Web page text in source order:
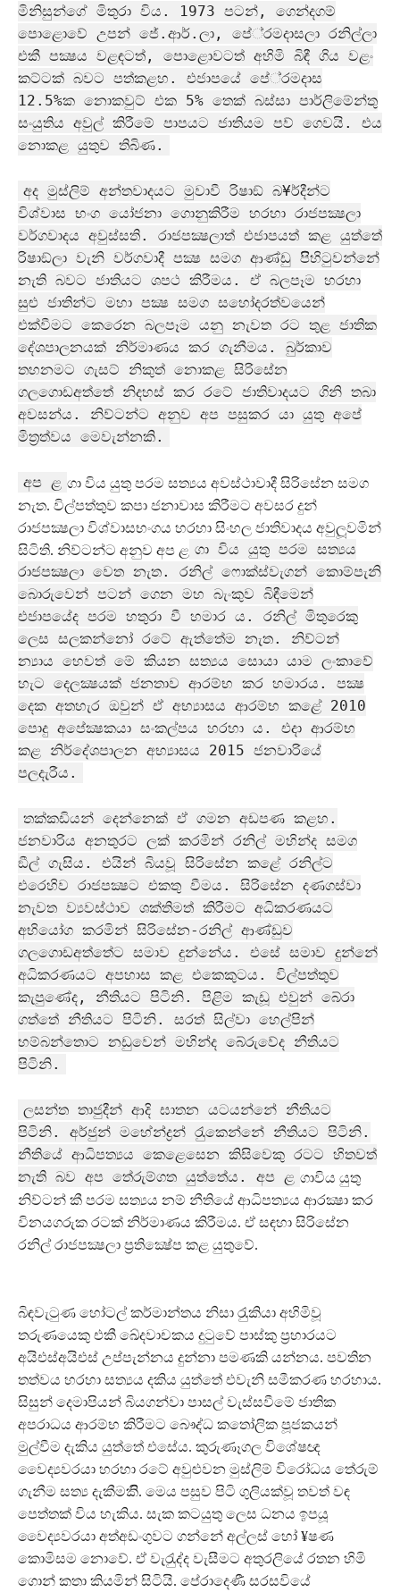
මිනිසුන්ගේ මිතුරා විය. 1973 පටන්, ගෙන්දගම්
පොළොවේ උපන් ජේ.ආර්.ලා, පේ‍්‍රමදාසලා රනිල්ලා
එකී පක්‍ෂය වළඳටත්, පොළොවටත් අහිමි බිඳී ගිය වළං
කට්ටක් බවට පත්කළහ. එජාපයේ පේ‍්‍රමදාස
12.5%ක නොකවුට් එක 5% තෙක් බස්සා පාර්ලිමේන්තු
සංයුතිය අවුල් කිරීමේ පාපයට ජාතියම පව් ගෙවයි. එය
නොකළ යුතුව තිබිණ.
අද මුස්ලිම් අන්තවාදයට මුවාවී රිෂාඞ් බ¥ර්දීන්ට
විශ්වාස භංග යෝජනා ගොනුකිරීම හරහා රාජපක්‍ෂලා
වර්ගවාදය අවුස්සති. රාජපක්‍ෂලාත් එජාපයත් කළ යුත්තේ
රිෂාඞ්ලා වැනි වර්ගවාදී පක්‍ෂ සමග ආණ්ඩු පිිහිටුවන්නේ
නැති බවට ජාතියට ශපථ කිරීමය. ඒ බලපෑම හරහා
සුළු ජාතින්ට මහා පක්‍ෂ සමග සහෝදරත්වයෙන්
එක්වීමට කෙරෙන බලපෑම යනු නැවත රට තුළ ජාතික
දේශපාලනයක් නිර්මාණය කර ගැනීමය. බුර්කාව
තහනමට ගැසට් නිකුත් නොකළ සිරිසේන
ගලගොඩඅත්තේ නිදහස් කර රටේ ජාතිවාදයට ගිනි තබා
අවසන්ය. නිව්ටන්ට අනුව අප පසුකර යා යුතු අපේ
මිත‍්‍රත්වය මෙවැන්නකි.
අප ළ ගා විය යුතු පරම සත්‍යය අවස්ථාවාදී සිරිසේන සමග
නැත. විල්පත්තුව කපා ජනාවාස කිරීමට අවසර දුන්
රාජපක්‍ෂලා විශ්වාසභංගය හරහා සිංහල ජාතිවාදය අවුලූවමින්
සිටිති. නිව්ටන්ට අනුව අප ළ ගා විය යුතු පරම සත්‍යය
රාජපක්‍ෂලා වෙත නැත. රනිල් ෆොක්ස්වැගන් කොම්පැනි
බොරුවෙන් පටන් ගෙන මහ බැංකුව බිඳීමෙන්
එජාපයේද පරම හතුරා වී හමාර ය. රනිල් මිතුරෙකු
ලෙස සලකන්නෝ රටේ ඇත්තේම නැත. නිව්ටන්
න්‍යාය හෙවත් මේ කියන සත්‍යය සොයා යාම ලංකාවේ
හැට දෙලක්‍ෂයක් ජනතාව ආරම්භ කර හමාරය. පක්‍ෂ
දෙක අතහැර ඔවුන් ඒ අභ්‍යාසය ආරම්භ කළේ 2010
පොදු අපේක්‍ෂකයා සංකල්පය හරහා ය. එදා ආරම්භ
කළ නිර්දේශපාලන අභ්‍යාසය 2015 ජනවාරියේ
පලදැරීය.
තක්කඩියන් දෙන්නෙක් ඒ ගමන අඩපණ කළහ.
ජනවාරිය අනතුරට ලක් කරමින් රනිල් මහින්ද සමග
ඞීල් ගැසිය. එයින් බියවූ සිරිසේන කළේ රනිල්ට
එරෙහිව රාජපක්‍ෂට එකතු වීමය. සිරිසේන දණගස්වා
නැවත ව්‍යවස්ථාව ශක්තිමත් කිරීමට අධිකරණයට
අභියෝග කරමින් සිරිසේන-රනිල් ආණ්ඩුව
ගලගොඩඅත්තේට සමාව දුන්නේය. එසේ සමාව දුන්නේ
අධිකරණයට අපහාස කළ එකෙකුටය. විල්පත්තුව
කැපුණේද, නීතියට පිටිනි. පිළිම කැඩූ එවුන් බේරා
ගත්තේ නීතියට පිටිනි. සරත් සිල්වා හෙල්පින්
හම්බන්තොට නඩුවෙන් මහින්ද බේරුවේද නීතියට
පිටිනි.
ලසන්ත තාජුදීන් ආදි ඝාතන යටයන්නේ නීතියට
පිටිනි. අර්ජුන් මහේන්ද්‍රන් රැුකෙන්නේ නීතියට පිටිනි.
නීතියේ ආධිපත්‍යය කෙළෙසෙන කිසිවෙකු රටට හිතවත්
නැති බව අප තේරුම්ගත යුත්තේය. අප ළ ගාවිය යුතු
නිව්ටන් කී පරම සත්‍යය නම් නීතියේ ආධිපත්‍යය ආරක්‍ෂා කර
විනයගරුක රටක් නිර්මාණය කිරීමය. ඒ සඳහා සිරිසේන
රනිල් රාජපක්‍ෂලා ප‍්‍රතික්‍ෂේප කළ යුතුවේ.
බිඳවැටුණ හෝටල් කර්මාන්තය නිසා රැුකියා අහිමිවූ
තරුණයෙකු එකී ඛේදවාචකය දුටුවේ පාස්කු ප‍්‍රහාරයට
අයිඑස්අයිඑස් උප්පැන්නය දුන්නා පමණකි යන්නය. පවතින
තත්වය හරහා සත්‍යය දකිය යුත්තේ එවැනි සමීකරණ හරහාය.
සිසුන් දෙමාපියන් බියගන්වා පාසල් වැස්සවීමේ ජාතික
අපරාධය ආරම්භ කිරීමට බෞද්ධ කතෝලික පූජකයන්
මුල්වීම දැකිය යුත්තේ එසේය. කුරුණෑගල විශේෂඥ
වෛද්‍යවරයා හරහා රටේ අවුළුවන මුස්ලිම් විරෝධය තේරුම්
ගැනීම සත්‍ය දැකීමකිි. මෙය පසුව පිටි ගුලියක්වූ තවත් වඳ
පෙත්තක් විය හැකිය. සැක කටයුතු ලෙස ධනය ඉපයූ
වෛද්‍යවරයා අත්අඩංගුවට ගන්නේ අල්ලස් හෝ ¥ෂණ
කොමිසම නොවේ. ඒ වැරැුද්ද වැසීමට අතුරලියේ රතන හිමි
ගොන් කතා කියමින් සිටියි. පේරාදෙණී සරසවියේ